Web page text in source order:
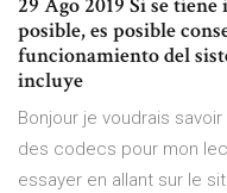
29 Ago 2019 Si se
posible, es posible
funcionamiento del
incluye
Bonjour je voudrais
des codecs pour mon
essayer en allant sur le